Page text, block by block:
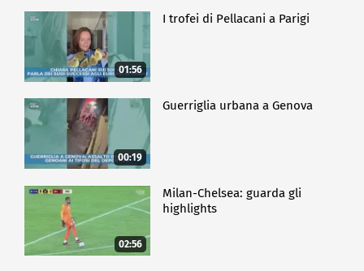
01:56
I trofei di Pellacani a Parigi
00:19
Guerriglia urbana a Genova
02:56
Milan-Chelsea: guarda gli
highlights